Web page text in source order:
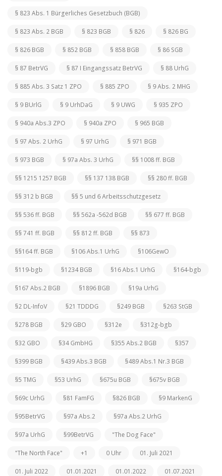
§ 823 Abs. 1 Bürgerliches Gesetzbuch (BGB)
§ 823 Abs. 2 BGB § 823 BGB § 826 § 826 BG
§ 826 BGB § 852 BGB § 858 BGB § 86 SGB
§ 87 BetrVG § 87 I Eingangssatz BetrVG § 88 UrhG
§ 885 Abs. 3 Satz 1 ZPO § 885 ZPO § 9 Abs. 2 MHG
§ 9 BUrlG § 9 UrhDaG § 9 UWG § 935 ZPO
§ 940a Abs.3 ZPO § 940a ZPO § 965 BGB
§ 97 Abs. 2 UrhG § 97 UrhG § 971 BGB
§ 973 BGB § 97a Abs. 3 UrhG §§ 1008 ff. BGB
§§ 1215 1257 BGB §§ 137 138 BGB §§ 280 ff. BGB
§§ 312 b BGB §§ 5 und 6 Arbeitsschutzgesetz
§§ 536 ff. BGB §§ 562a -562d BGB §§ 677 ff. BGB
§§ 741 ff. BGB §§ 812 ff. BGB §§ 873
§§164 ff. BGB §106 Abs.1 UrhG §106GewO
§119-bgb §1234 BGB §16 Abs.1 UrhG §164-bgb
§167 Abs.2 BGB §1896 BGB §19a UrhG
§2 DL-InfoV §21 TDDDG §249 BGB §263 StGB
§278 BGB §29 GBO §312e §312g-bgb
§32 GBO §34 GmbHG §355 Abs.2 BGB §357
§399 BGB §439 Abs.3 BGB §489 Abs.1 Nr.3 BGB
§5 TMG §53 UrhG §675u BGB §675v BGB
§69c UrhG §81 FamFG §826 BGB §9 MarkenG
§95BetrVG §97a Abs.2 §97a Abs.2 UrhG
§97a UrhG §99BetrVG "The Dog Face"
"The North Face" +1 0 Uhr 01. Juli 2021
01. Juli 2022 01.01.2021 01.01.2022 01.07.2021